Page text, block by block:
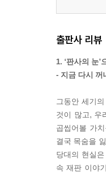
출판사 리뷰
1. ‘판사의 눈
- 지금 다시 꺼
그동안 세기
것이 많고, 우
곱씹어볼 가
결국 목숨을
당대의 현실
속 재판 이야